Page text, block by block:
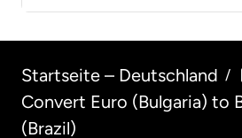
Startseite – Deutschland /
Convert Euro (Bulgaria) to
(Brazil)